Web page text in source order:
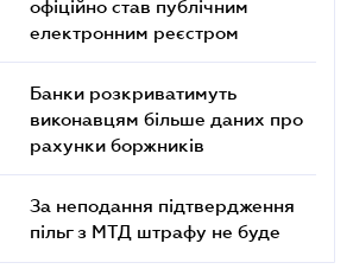
офіційно став публічним
електронним реєстром
Банки розкриватимуть
виконавцям більше даних про
рахунки боржників
За неподання підтвердження
пільг з МТД штрафу не буде